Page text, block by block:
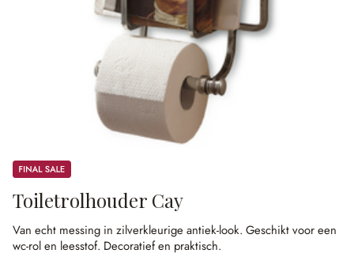
Sale
Toiletrolhouder Cay
Van echt messing in zilverkleurige antiek-look. Geschikt voor een
wc-rol en leesstof. Decoratief en praktisch.